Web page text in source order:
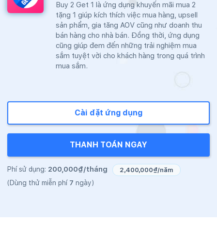
Buy 2 Get 1 là ứng dụng khuyến mãi mua 2
tặng 1 giúp kích thích việc mua hàng, upsell
sản phẩm, gia tăng AOV cũng như doanh thu
bán hàng cho nhà bán. Đồng thời, ứng dụng
cũng giúp đem đến những trải nghiệm mua
sắm tuyệt vời cho khách hàng trong quá trình
mua sắm.
Cài đặt ứng dụng
THANH TOÁN NGAY
Phí sử dụng: 200,000₫/tháng 2,400,000₫/năm
(Dùng thử miễn phí 7 ngày)